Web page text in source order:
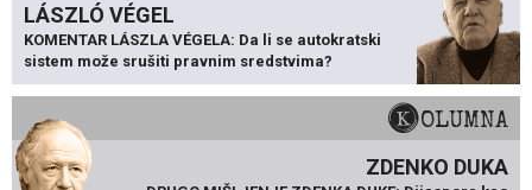
LÁSZLÓ VÉGEL
KOMENTAR LÁSZLA VÉGELA: Da li se autokratski
sistem može srušiti pravnim sredstvima?
KOLUMNA
ZDENKO DUKA